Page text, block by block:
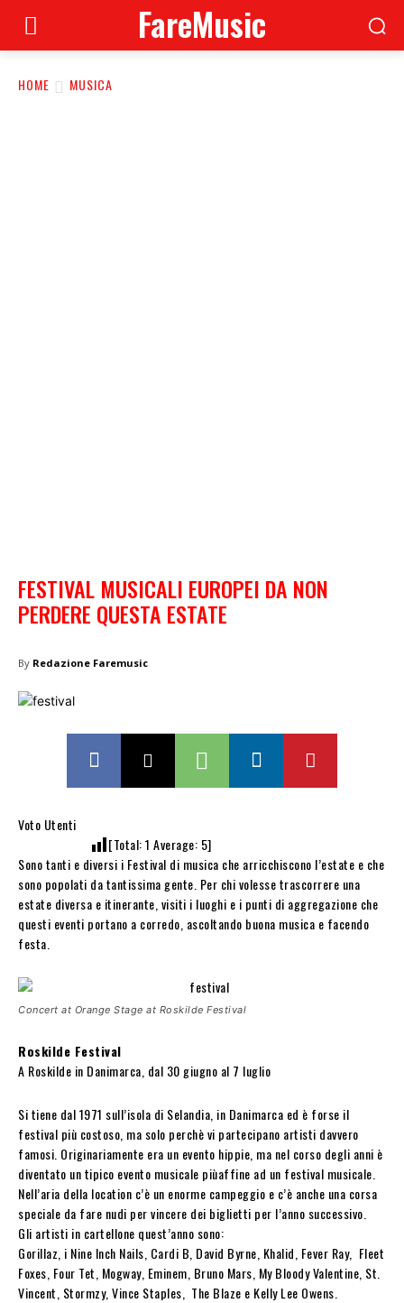
FareMusic
HOME MUSICA
FESTIVAL MUSICALI EUROPEI DA NON
PERDERE QUESTA ESTATE
By Redazione Faremusic
Voto Utenti
[Total:1 Average: 5]
Sono tanti e diversi i Festival di musica che arricchiscono l’estate e che
sono popolati da tantissima gente. Per chi volesse trascorrere una
estate diversa e itinerante, visiti i luoghi e i punti di aggregazione che
questi eventi portano a corredo, ascoltando buona musica e facendo
festa.
Concert at Orange Stage at Roskilde Festival
Roskilde Festival
A Roskilde in Danimarca, dal 30 giugno al 7 luglio
Si tiene dal 1971 sull’isola di Selandia, in Danimarca ed è forse il
festival più costoso, ma solo perchè vi partecipano artisti davvero
famosi. Originariamente era un evento hippie, ma nel corso degli anni è
diventato un tipico evento musicale piùaffine ad un festival musicale.
Nell’aria della location c’è un enorme campeggio e c’è anche una corsa
speciale da fare nudi per vincere dei biglietti per l’anno successivo.
Gli artisti in cartellone quest’anno sono:
Gorillaz, i Nine Inch Nails, Cardi B, David Byrne, Khalid, Fever Ray, Fleet
Foxes, Four Tet, Mogway, Eminem, Bruno Mars, My Bloody Valentine, St.
Vincent, Stormzy, Vince Staples, The Blaze e Kelly Lee Owens.